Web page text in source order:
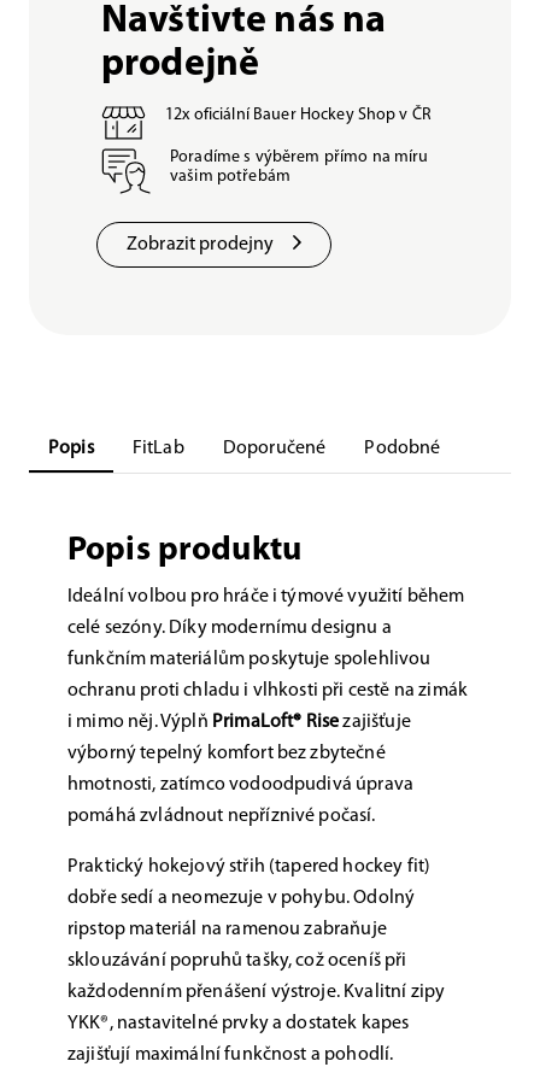
Navštivte nás na
prodejně
12x oficiální Bauer Hockey Shop v ČR
Poradíme s výběrem přímo na míru
vašim potřebám
Zobrazit prodejny
Popis FitLab Doporučené Podobné
Popis produktu
Ideální volbou pro hráče i týmové využití během
celé sezóny. Díky modernímu designu a
funkčním materiálům poskytuje spolehlivou
ochranu proti chladu i vlhkosti při cestě na zimák
i mimo něj. Výplň PrimaLoft® Risezajišťuje
výborný tepelný komfort bez zbytečné
hmotnosti, zatímco vodoodpudivá úprava
pomáhá zvládnout nepříznivé počasí.
Praktický hokejový střih (tapered hockey fit)
dobře sedí a neomezuje v pohybu. Odolný
ripstop materiál na ramenou zabraňuje
sklouzávání popruhů tašky, což oceníš při
každodenním přenášení výstroje. Kvalitní zipy
YKK®, nastavitelné prvky a dostatek kapes
zajišťují maximální funkčnost a pohodlí.